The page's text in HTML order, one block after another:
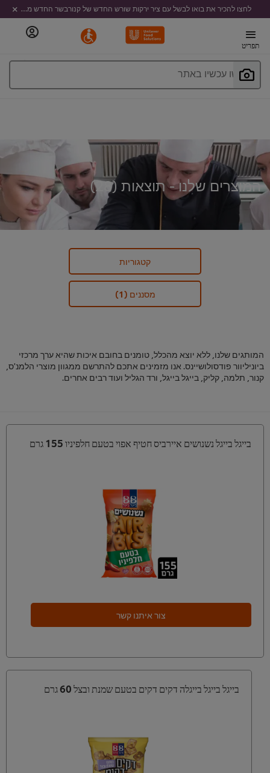
לחצו להכיר את בואו לבשל עם ציר ירקות שורש החדש של קנורבשר החדש מבית קנור
תפריט
חפשו עכשיו באתר
המוצרים שלנו - תוצאות (28
)
קטגוריות
מסננים (1)
המותגים שלנו, ללא יוצא מהכלל, טומנים בחובם איכות שהיא ערך מרכזי
ביוניליוור פודסולושיינס. אנו מזמינים אתכם להתרשם ממגוון מוצרי הלמנ'ס,
קנור, תלמה, קליק, בייגל בייגל, ורד הגליל ועוד רבים אחרים.
בייגל בייגל נשנושים איירביס חטיף אפוי בטעם חלפיניו 155 גרם
צור איתנו קשר
בייגל בייגל בייגלה דקים דקים בטעם שמנת ובצל 60 גרם